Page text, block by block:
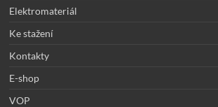
Elektromateriál
Ke stažení
Kontakty
E-shop
VOP